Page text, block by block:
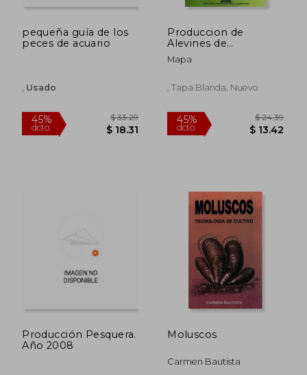
pequeña guía de los
peces de acuario
Usado
Produccion de
Alevines de
Rodaballo
Mapa
, Tapa Blanda, Nuevo
45%
dcto.
Producción Pesquera.
Año 2008
Moluscos
Carmen Bautista